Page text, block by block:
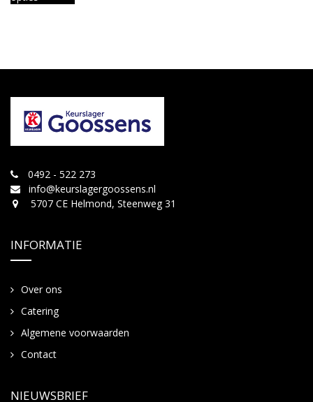
0492 - 522 273
info@keurslagergoossens.nl
5707 CE Helmond, Steenweg 31
INFORMATIE
Over ons
Catering
Algemene voorwaarden
Contact
NIEUWSBRIEF